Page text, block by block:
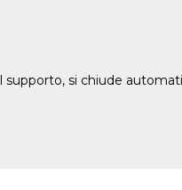
supporto, si chiude